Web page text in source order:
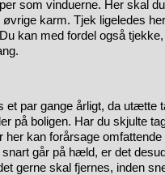
som vinduerne. Her skal
karm. Tjek ligeledes
kan med fordel også
et par gange årligt, da utætte
på boligen. Har du skjulte
kan forårsage omfattende
går på hæld, er det
gerne skal fjernes, inden